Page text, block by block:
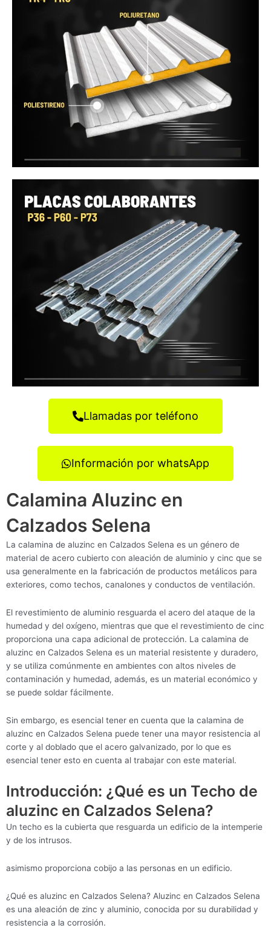
Llamadas por teléfono
Información por whatsApp
Calamina Aluzinc en
Calzados Selena
La calamina de aluzinc en Calzados Selena es un género de
material de acero cubierto con aleación de aluminio y cinc que se
usa generalmente en la fabricación de productos metálicos para
exteriores, como techos, canalones y conductos de ventilación.
El revestimiento de aluminio resguarda el acero del ataque de la
humedad y del oxígeno, mientras que que el revestimiento de cinc
proporciona una capa adicional de protección. La calamina de
aluzinc en Calzados Selena es un material resistente y duradero,
y se utiliza comúnmente en ambientes con altos niveles de
contaminación y humedad, además, es un material económico y
se puede soldar fácilmente.
Sin embargo, es esencial tener en cuenta que la calamina de
aluzinc en Calzados Selena puede tener una mayor resistencia al
corte y al doblado que el acero galvanizado, por lo que es
esencial tener esto en cuenta al trabajar con este material.
Introducción: ¿Qué es un Techo de
aluzinc en Calzados Selena?
Un techo es la cubierta que resguarda un edificio de la intemperie
y de los intrusos.
asimismo proporciona cobijo a las personas en un edificio.
¿Qué es aluzinc en Calzados Selena? Aluzinc en Calzados Selena
es una aleación de zinc y aluminio, conocida por su durabilidad y
resistencia a la corrosión.